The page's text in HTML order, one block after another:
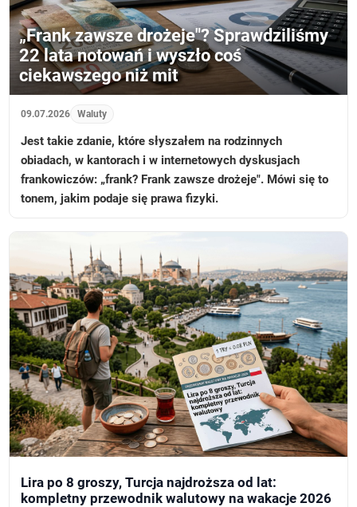
„Frank zawsze drożeje"? Sprawdziliśmy
22 lata notowań i wyszło coś
ciekawszego niż mit
09.07.2026 Waluty
Jest takie zdanie, które słyszałem na rodzinnych
obiadach, w kantorach i w internetowych dyskusjach
frankowiczów: „frank? Frank zawsze drożeje". Mówi się to
tonem, jakim podaje się prawa fizyki.
Lira po 8 groszy, Turcja najdroższa od lat:
kompletny przewodnik walutowy na wakacje 2026